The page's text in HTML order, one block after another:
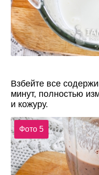
Взбейте все
минут, полностью
и кожуру.
Фото 5